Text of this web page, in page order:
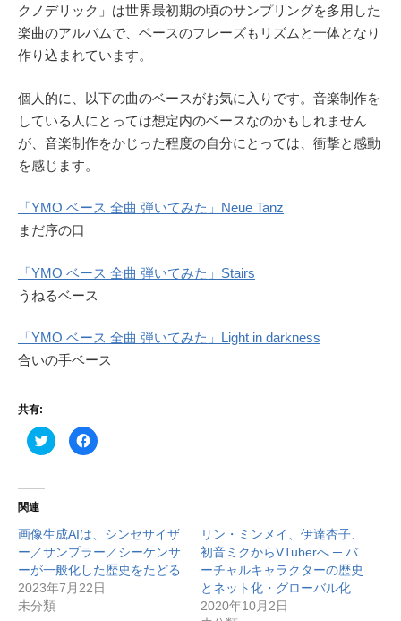
クノデリック」は世界最初期の頃のサンプリングを多用した
楽曲のアルバムで、ベースのフレーズもリズムと一体となり
作り込まれています。
個人的に、以下の曲のベースがお気に入りです。音楽制作を
している人にとっては想定内のベースなのかもしれません
が、音楽制作をかじった程度の自分にとっては、衝撃と感動
を感じます。
「YMO ベース 全曲 弾いてみた」Neue Tanz
まだ序の口
「YMO ベース 全曲 弾いてみた」Stairs
うねるベース
「YMO ベース 全曲 弾いてみた」Light in darkness
合いの手ベース
共有:
ク
リ
t
t
e
r
で
共
有
(
F
a
共
有
す
る
に
は
ク
関連
画像生成AIは、シンセサイザ
ー／サンプラー／シーケンサ
ーが一般化した歴史をたどる
2023年7月22日
未分類
リン・ミンメイ、伊達杏子、
初音ミクからVTuberへ ─ バ
ーチャルキャラクターの歴史
とネット化・グローバル化
2020年10月2日